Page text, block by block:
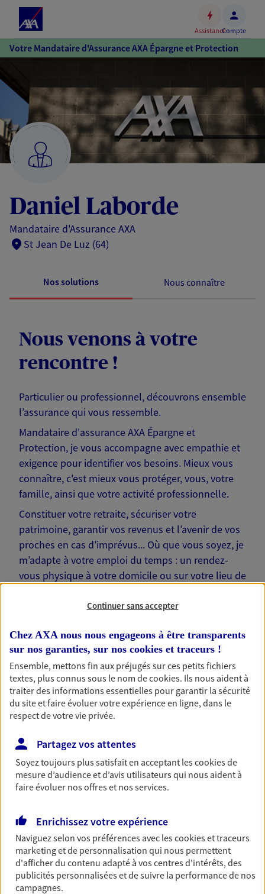
Accéder
au
Accéder
au
pied
de
page
AssistanceCompte
Votre Mandataire d'Assurance AXA Épargne et Protection
Daniel Laborde
Mandataire d'Assurance AXA
St Jean De Luz (64)
Nos solutions Nous connaître
Nous venons à votre
rencontre !
Particulier ou professionnel, découvrons ensemble
l’assurance qui vous ressemble.
Mandataire d'assurance AXA Épargne et
Protection, je vous accompagne avec empathie et
exigence pour identifier vos besoins. Mieux vous
connaître, c'est mieux vous protéger, vous, votre
famille, ainsi que votre activité professionnelle.
Constituer votre retraite, sécuriser votre
patrimoine, garantir vos revenus et l’avenir de vos
proches en cas d’imprévus... Où que vous soyez, je
m’adapte à votre emploi du temps : un rendez-
vous physique à votre domicile ou sur votre lieu de
Nos offres phares
Épargne
Réalisez vos projets grâce à votre épargne : achat
immobilier, études des enfants ou voyage autour
du monde… Épargnez à votre rythme et
simplement, selon votre profil.
Préparez sereinement ce nouveau chapitre de
votre vie avec les conseils d'un expert. Découvrez
notre solution PER (Plan Epargne Retraite)
spécialement conçue pour la retraite.
Continuer sans accepter
Chez AXA nous nous engageons à être transparents
sur nos garanties, sur nos cookies et traceurs !
Ensemble, mettons fin aux préjugés sur ces petits fichiers
textes, plus connus sous le nom decookies. Ils nous aident à
traiter des informations essentielles pour garantir la sécurité
du site et faire évoluer votre expérience en ligne, dans le
respect de votre vie privée.
Partagez vos attentes
Soyez toujours plus satisfait en acceptant lescookiesde
mesure d’audience et d’avis utilisateurs qui nous aident à
faire évoluer nos offres et nos services.
Enrichissez votre expérience
Naviguez selon vos préférences avec lescookies et traceurs
marketing et de personnalisation qui nous permettent
d'afficher du contenu adapté à vos centres d'intérêts, des
publicités personnalisées et de suivre la performance de nos
campagnes.